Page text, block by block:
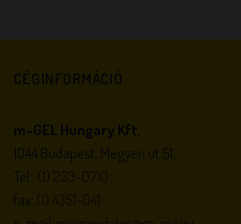
CÉGINFORMÁCIÓ
m-GEL Hungary Kft.
1044 Budapest, Megyeri út 51.
Tel.:
fax: